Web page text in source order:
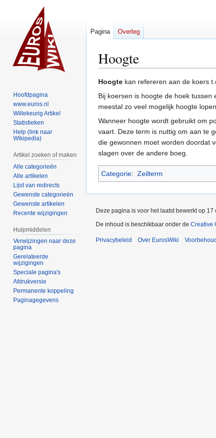
Hoogte
Naar
navigatie
springen
Naar
zoeken
springen
Hoogte kan refereren aan de koers
Bij koersen is hoogte de hoek tussen
meestal zo veel mogelijk hoogte
Wanneer hoogte wordt gebruikt om
vaart. Deze term is nuttig om aan te
die gewonnen moet worden doordat
slagen over de andere boeg.
Categorie: Zeilterm
Pagina Overleg
Hoofdpagina
www.euros.nl
Willekeurig Artikel
Statistieken
Help (link naar
Wikipedia)
Artikel zoeken of maken
Alle categorieën
Alle artikelen
Lijst van redirects
Gewenste categorieën
Gewenste artikelen
Recente wijzigingen
Hulpmiddelen
Verwijzingen naar deze
pagina
Gerelateerde
wijzigingen
Speciale pagina's
Afdrukversie
Permanente koppeling
Paginagegevens
Deze pagina is voor het laatst bewerkt op 17
De inhoud is beschikbaar onder de Creative
Privacybeleid Over EurosWiki Voorbehoud